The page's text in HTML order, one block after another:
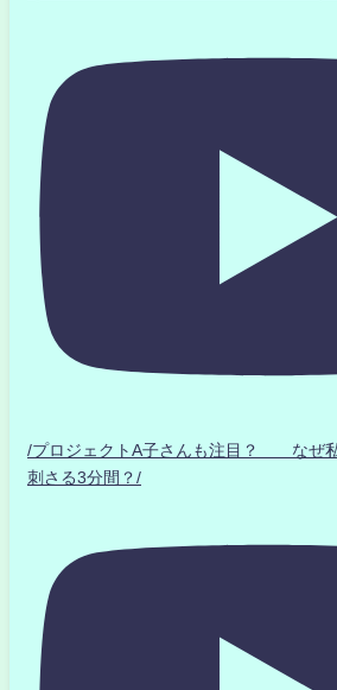
/プロジェクトA子さんも注目？ なぜ
刺さる3分間？/